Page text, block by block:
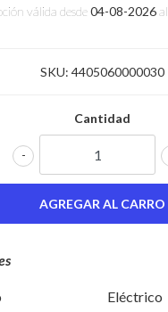
válida desde04-08-2026al
SKU: 4405060000030
Cantidad
-
Eléctrico